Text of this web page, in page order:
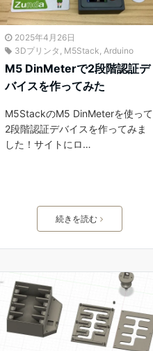
2025年4月26日
3Dプリンタ M5Stack Arduino
M5 DinMeterで2段階認証デ
バイスを作ってみた
M5StackのM5 DinMeterを使って
2段階認証デバイスを作ってみま
した！サイトにロ…
続きを読む